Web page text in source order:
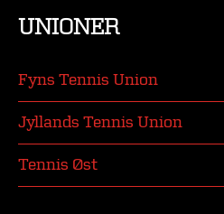
UNIONER
Fyns Tennis Union
Jyllands Tennis Union
Tennis Øst